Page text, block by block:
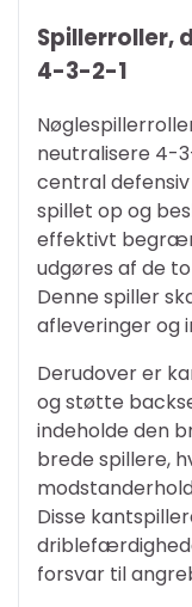
Spillerroller,
4-3-2-1
neutralisere 4-
central
spillet op og
effektivt
udgøres af de
Denne spiller
afleveringer og
Derudover er
og støtte
indeholde den
brede spillere,
Disse
forsvar til